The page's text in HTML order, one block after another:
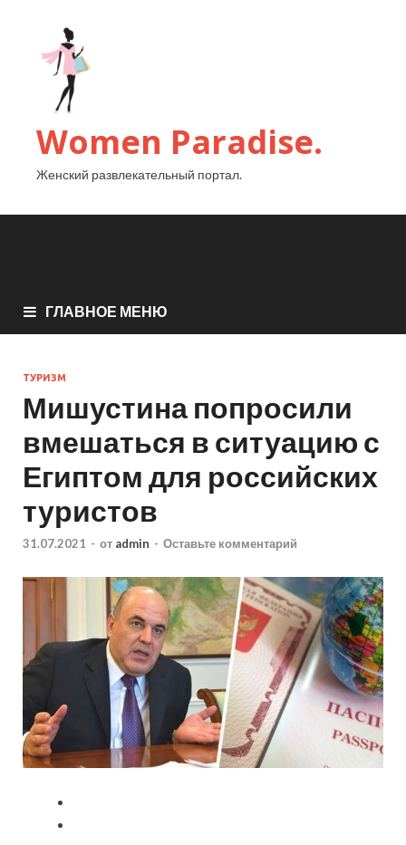
Women Paradise.
Женский развлекательный портал.
ГЛАВНОЕ МЕНЮ
ТУРИЗМ
Мишустина попросили
вмешаться в ситуацию с
Египтом для российских
туристов
31.07.2021 - от admin - Оставьте комментарий